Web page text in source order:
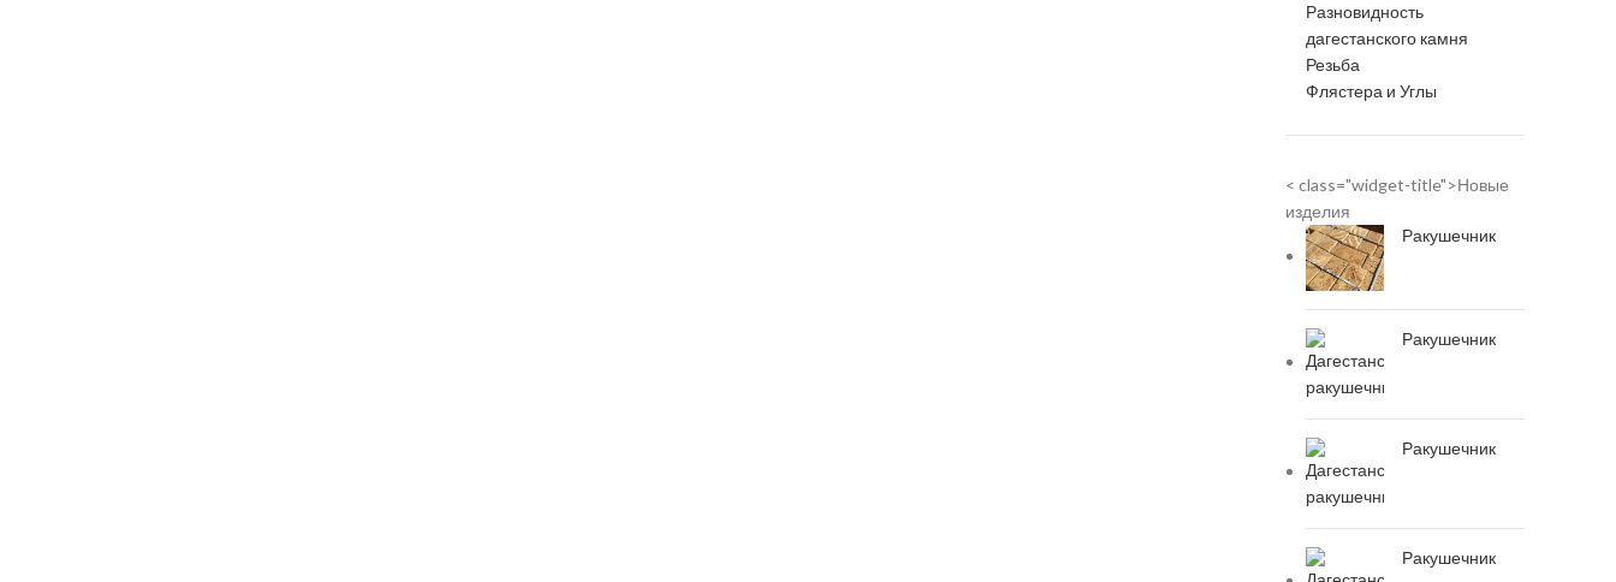
Разновидность
дагестанского камня
Резьба
Флястера и Углы
< class="widget-title">Новые
изделия
Ракушечник
Ракушечник
Ракушечник
Ракушечник